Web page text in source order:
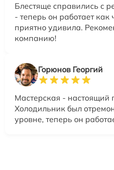
Блестяще справились с
- теперь он работает как
приятно удивила.
компанию!
Горюнов Георгий
Мастерская - настоящий
Холодильник был
уровне, теперь он